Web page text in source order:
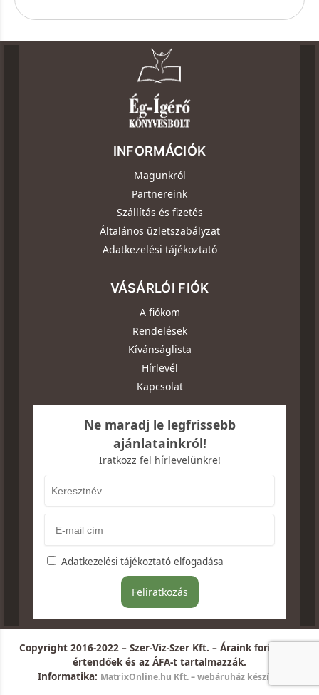
INFORMÁCIÓK
Magunkról
Partnereink
Szállítás és fizetés
Általános üzletszabályzat
Adatkezelési tájékoztató
VÁSÁRLÓI FIÓK
A fiókom
Rendelések
Kívánságlista
Hírlevél
Kapcsolat
Ne maradj le legfrissebb
ajánlatainkról!
Iratkozz fel hírlevelünkre!
Adatkezelési tájékoztató elfogadása
Copyright 2016-2022 – Szer-Viz-Szer Kft. – Áraink forintban
értendőek és az ÁFA-t tartalmazzák.
Informatika: MatrixOnline.hu Kft. – webáruház készítés